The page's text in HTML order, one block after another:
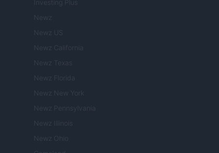
Investing Plus
Newz
Newz US
Newz California
Newz Texas
Newz Florida
Newz New York
Newz Pennsylvania
Newz Illinois
Newz Ohio